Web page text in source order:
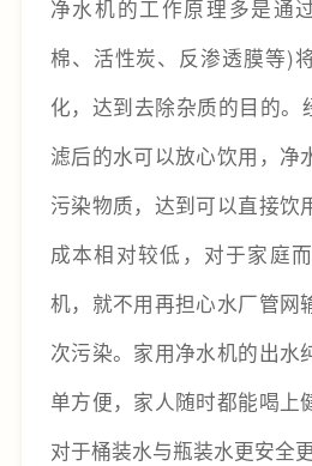
净水机的工作原理多是通
棉、活性炭、反渗透膜等)
化，达到去除杂质的目的。
滤后的水可以放心饮用，净
污染物质，达到可以直接饮
成本相对较低，对于家庭
机，就不用再担心水厂管网
次污染。家用净水机的出水
单方便，家人随时都能喝上
对于桶装水与瓶装水更安全更